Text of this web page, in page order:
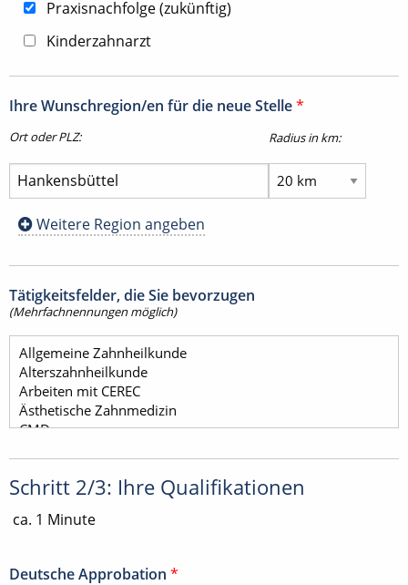
Praxisnachfolge (zukünftig)
Kinderzahnarzt
Ihre Wunschregion/en für die neue Stelle*
Ort oder PLZ: Radius in km:
Weitere Region angeben
Tätigkeitsfelder, die Sie bevorzugen
(Mehrfachnennungen möglich)
Schritt 2/3: Ihre Qualifikationen
ca. 1 Minute
Deutsche Approbation *